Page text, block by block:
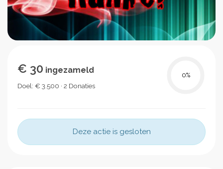
€ 30 ingezameld
Doel: € 3.500 · 2 Donaties
0%
Deze actie is gesloten